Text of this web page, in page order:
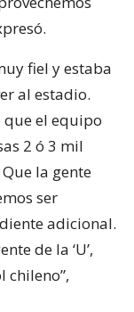
fiel y estaba
al estadio.
que el equipo
2 ó 3 mil
la gente
ser
adicional.
de la ‘U’,
chileno”,